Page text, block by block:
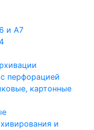
и A7
перфорацией
картонные
и